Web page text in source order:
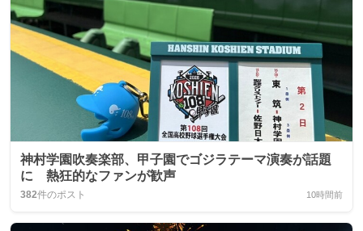
神村学園吹奏楽部、甲子園でゴジラテーマ演奏が話題
に 熱狂的なファンが歓声
382件のポスト 10時間前